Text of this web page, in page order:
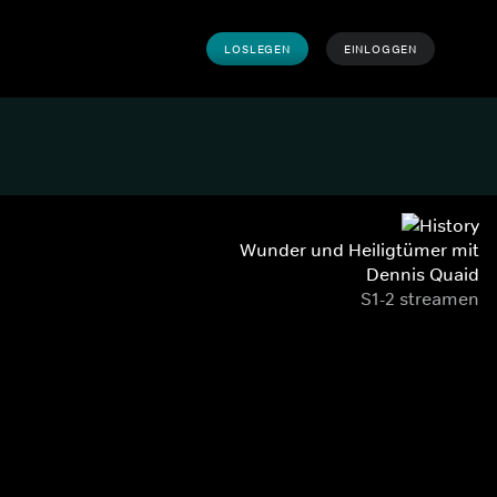
LOSLEGEN EINLOGGEN
Wunder und Heiligtümer mit
Dennis Quaid
S1-2 streamen